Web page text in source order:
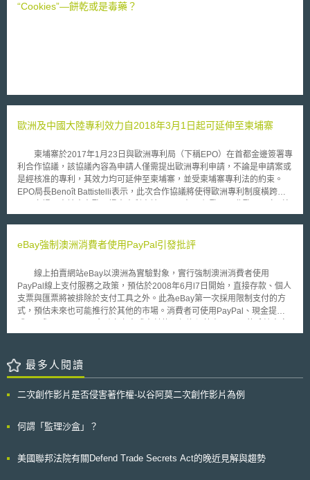
“Cookies”—餅乾或是毒藥？
歐洲及中國大陸專利效力自2018年3月1日起可延伸至柬埔寨
柬埔寨於2017年1月23日與歐洲專利局（下稱EPO）在首都金邊簽署專
利合作協議，該協議內容為申請人僅需提出歐洲專利申請，不論是申請案或
是經核准的專利，其效力均可延伸至柬埔寨，並受柬埔寨專利法的約束。
EPO局長Benoît Battistelli表示，此次合作協議將使得歐洲專利制度橫跨至
含摩洛哥、突尼西亞、柬埔寨）取得專利保護。除了可減少申請人的申請作
投資的意願。 柬埔寨同年9月亦與中國大陸知識產權局（SIPO）簽署性
提出申請至柬埔寨取得專利權及相關保護，取得日期及保護時限20年與中國
大陸相同，且申請日於2003年1月22日後的中國大陸發明專利，皆可於柬埔
寨產生保護效力。 依據國際貨幣基金組織（IMF）最新預測與評估，柬
埔寨在經濟持續高成長的情況下，將會是全球未來十年經濟成長最快速的國
家之一。柬埔寨近年來積極規劃改革其智慧財產法制，並透過與其他國家簽
eBay強制澳洲消費者使用PayPal引發批評
線上拍賣網站eBay以澳洲為實驗對象，實行強制澳洲消費者使用
PayPal線上支付服務之政策，預估於2008年6月l7日開始，直接存款、個人
支票與匯票將被排除於支付工具之外。此為eBay第一次採用限制支付的方
式，預估未來也可能推行於其他的市場。消費者可使用PayPal、現金提貨
成支付。PayPal允許消費者指定他們的信用卡、金融卡或銀行帳號為付
利亞競爭與消費者委員會（Australian Competition and Consumer
Commission, ACCC）與新南威爾斯州公平貿易署(NSW Office of Fair
面對外界的批評表示，若採銀行轉帳交易的型態，其引發爭議的可能性，係
力，且保護消費者網路購物的安全。而且，eBay在澳洲實施的政策規定，
的權益。 目前，澳大利亞競爭與消費者委員會（ACCC）開始調查
最多人閱讀
二次創作影片是否侵害著作權-以谷阿莫二次創作影片為例
何謂「監理沙盒」？
美國聯邦法院有關Defend Trade Secrets Act的晚近見解與趨勢